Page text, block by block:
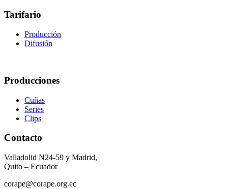
Tarifario
Producción
Difusión
Producciones
Cuñas
Series
Clips
Contacto
Valladolid N24-59 y Madrid,
Quito – Ecuador
corape@corape.org.ec